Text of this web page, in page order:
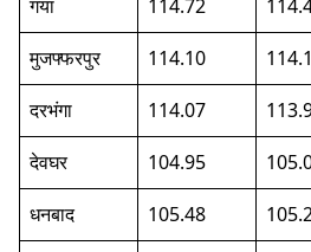
गया
114.72
मुजफ्फरपुर
114.10
दरभंगा
114.07
देवघर
104.95
धनबाद
105.48